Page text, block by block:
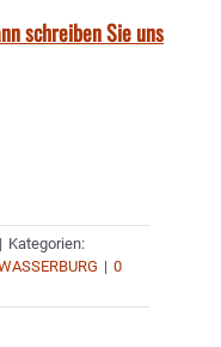
schreiben Sie uns
| Kategorien:
| 0